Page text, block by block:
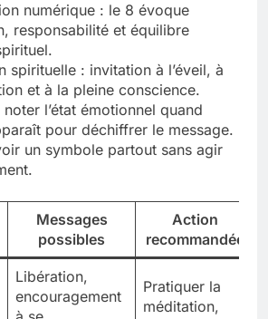
numérique : le 8 évoque
responsabilité et équilibre
spirituelle : invitation à l’éveil, à
et à la pleine conscience.
l’état émotionnel quand
pour déchiffrer le message.
un symbole partout sans agir
Messages
possibles
Action
recommandée
Libération,
encouragement
Pratiquer la
méditation,